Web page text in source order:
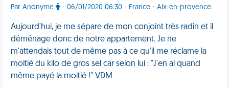
Par Anonyme - 06/01/2020 06:30 - France - Aix-en-provence
Aujourd'hui, je me sépare de mon conjoint très radin et il
déménage donc de notre appartement. Je ne
m'attendais tout de même pas à ce qu'il me réclame la
moitié du kilo de gros sel car selon lui : "J'en ai quand
même payé la moitié !" VDM